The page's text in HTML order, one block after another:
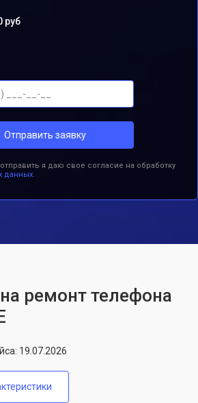
руб
Отправить заявку
я даю свое согласие на обработку
данных.
ремонт телефона
19.07.2026